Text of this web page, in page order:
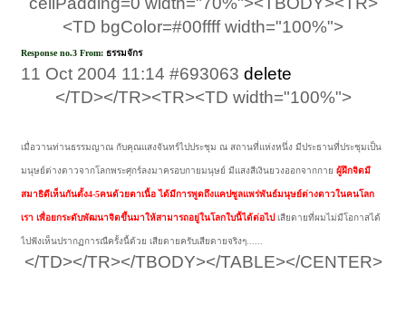
<TD bgColor=#00ffff width="100%">
Response no.3 From:ธรรมจักร
11 Oct 2004 11:14 #693063delete
</TD></TR><TR><TD width="100%">
เมื่อวานท่านธรรมญาณ กับคุณแสงจันทร์ไปประชุม ณ สถานที่แห่งหนึ่ง มีประธานที่ประชุมเป็น
มนุษย์ต่างดาวจากโลกพระศุกร์ลงมาครอบกายมนุษย์ มีแสงสีเงินยวงออกจากกายผู้ฝึกจิตมี
สมาธิดีเห็นกันตั้ง4-5คนด้วยตาเนื้อ ได้มีการพูดถึงแคปซูลแพร่พันธ์มนุษย์ต่างดาวในคนโลก
เรา เพื่อยกระดับพัฒนาจิตขึ้นมาให้สามารถอยู่ในโลกใบนี้ได้ต่อไป เสียดายที่ผมไม่มีโอกาสได้
ไปฟังเห็นปรากฏการณืครั้งนี้ด้วย เสียดายครับเสียดายจริงๆ......
</TD></TR></TBODY></TABLE></CENTER>